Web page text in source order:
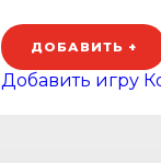
ДОБАВИТЬ +
Добавить игру